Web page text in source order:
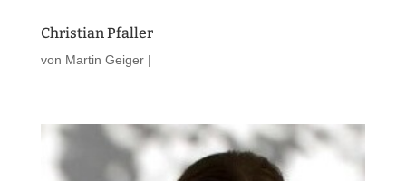
Christian Pfaller
von Martin Geiger|